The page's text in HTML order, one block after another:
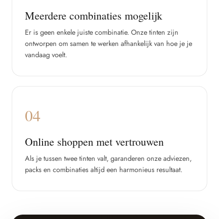
Meerdere combinaties mogelijk
Er is geen enkele juiste combinatie. Onze tinten zijn
ontworpen om samen te werken afhankelijk van hoe je je
vandaag voelt.
04
Online shoppen met vertrouwen
Als je tussen twee tinten valt, garanderen onze adviezen,
packs en combinaties altijd een harmonieus resultaat.